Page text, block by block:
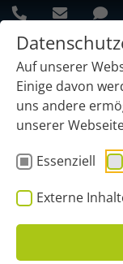
Auf unserer
Einige davon
uns andere
unserer
Essenziell
Externe